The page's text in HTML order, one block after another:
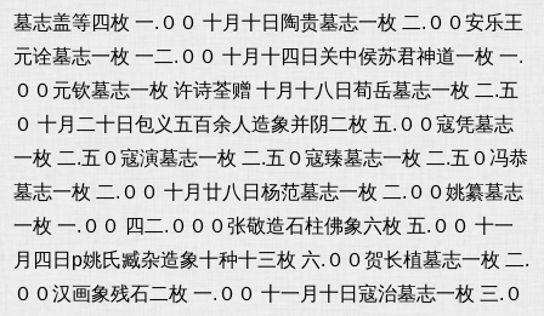
墓志盖等四枚 一.００ 十月十日陶贵墓志一枚 二.００安乐王
元诠墓志一枚 一二.００ 十月十四日关中侯苏君神道一枚 一.
００元钦墓志一枚 许诗荃赠 十月十八日荀岳墓志一枚 二.五
０ 十月二十日包义五百余人造象并阴二枚 五.００寇凭墓志
一枚 二.五０寇演墓志一枚 二.五０寇臻墓志一枚 二.五０冯恭
墓志一枚 二.００ 十月廿八日杨范墓志一枚 二.００姚纂墓志
一枚 一.００ 四二.０００张敬造石柱佛象六枚 五.００ 十一
月四日p姚氏臧杂造象十种十三枚 六.００贺长植墓志一枚 二.
００汉画象残石二枚 一.００ 十一月十日寇治墓志一枚 三.０